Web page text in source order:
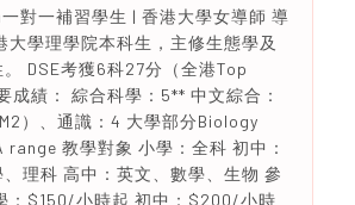
對一補習學生 | 香港大學女導師 導
大學理學院本科生，主修生態學及
DSE考獲6科27分（全港Top
成績： 綜合科學：5** 中文綜合：
）、通識：4 大學部分Biology
range 教學對象 小學：全科 初中：
理科 高中：英文、數學、生物 參
：$150/小時起 初中：$200/小時